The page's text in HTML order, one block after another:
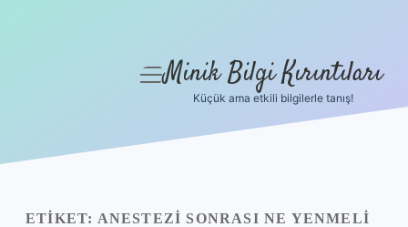
Yasal Uyarı
menüyü
Minik Bilgi Kırıntıları
Küçük ama etkili bilgilerle tanış!
ETIKET: ANESTEZI SONRASI NE YENMELI